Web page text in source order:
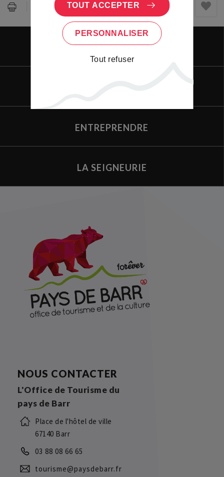
Partager :
LE PORTAIL
ENTREPRENDRE
LA SEIGNEURIE
NOUS CONTACTER
L'Office de Tourisme du
pays de Barr
Place de l'hôtel de ville
67140 Barr
03 88 08 66 65
tourisme@paysdebarr.fr
TOUT ACCEPTER
PERSONNALISER
Tout refuser